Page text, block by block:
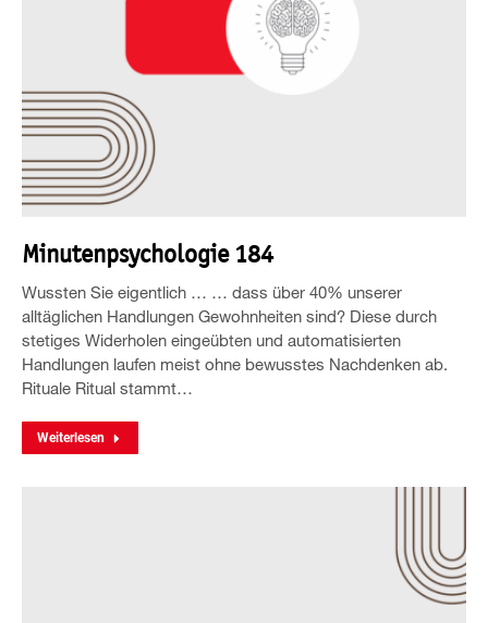
Minutenpsychologie 184
Wussten Sie eigentlich … … dass über 40% unserer
alltäglichen Handlungen Gewohnheiten sind? Diese durch
stetiges Widerholen eingeübten und automatisierten
Handlungen laufen meist ohne bewusstes Nachdenken ab.
Rituale Ritual stammt…
Weiterlesen